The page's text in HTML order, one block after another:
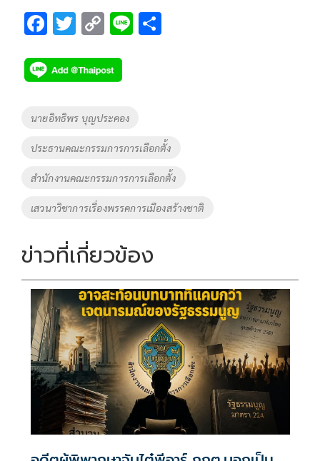
F
e
b
o
k
T
tt
er
C
p
y
Li
k
Li
Tags
นายอิทธิพร บุญประคอง
ประธานคณะกรรมการการเลือกตั้ง
สำนักงานคณะกรรมการการเลือกตั้ง
เสวนาวิชาการเรื่องพรรคการเมืองสร้างชาติ
ข่าวที่เกี่ยวข้อง